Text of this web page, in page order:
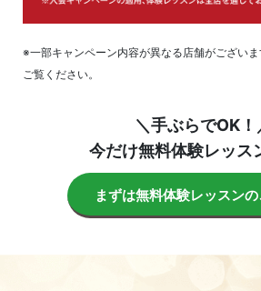
※一部キャンペーン内容が異なる店舗がござい
ご覧ください。
＼手ぶらでOK！
今だけ無料体験レッス
まずは無料体験レッスン